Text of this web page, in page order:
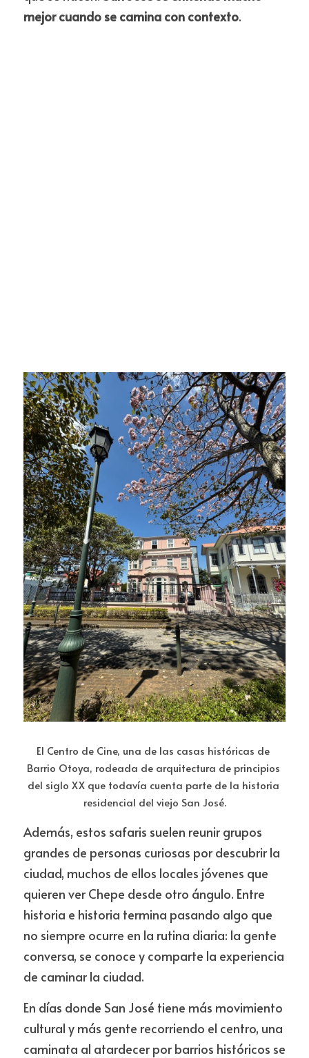
mejor cuando se camina con contexto.
El Centro de Cine, una de las casas históricas de
Barrio Otoya, rodeada de arquitectura de principios
del siglo XX que todavía cuenta parte de la historia
residencial del viejo San José.
Además, estos safaris suelen reunir grupos
grandes de personas curiosas por descubrir la
ciudad, muchos de ellos locales jóvenes que
quieren ver Chepe desde otro ángulo. Entre
historia e historia termina pasando algo que
no siempre ocurre en la rutina diaria: la gente
conversa, se conoce y comparte la experiencia
de caminar la ciudad.
En días donde San José tiene más movimiento
cultural y más gente recorriendo el centro, una
caminata al atardecer por barrios históricos se